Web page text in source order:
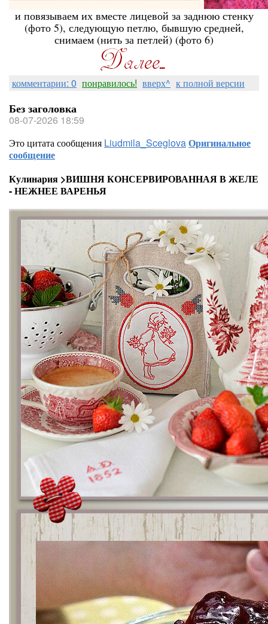
и повязываем их вместе лицевой за заднюю стенку
(фото 5), следующую петлю, бывшую средней,
снимаем (нить за петлей) (фото 6)
комментарии: 0 понравилось! вверх^ к полной версии
Без заголовка
08-07-2026 18:59
Это цитата сообщения Liudmila_SceglovaОригинальное
сообщение
Кулинария >ВИШНЯ КОНСЕРВИРОВАННАЯ В ЖЕЛЕ
- НЕЖНЕЕ ВАРЕНЬЯ